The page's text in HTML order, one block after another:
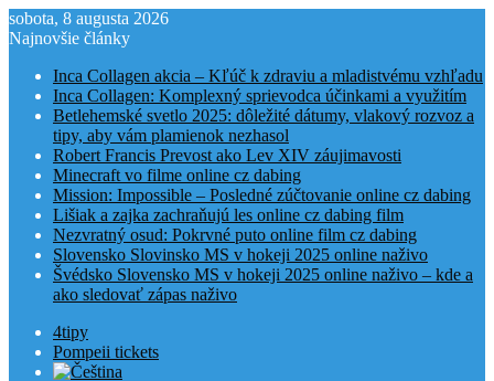
sobota, 8 augusta 2026
Najnovšie články
Inca Collagen akcia – Kľúč k zdraviu a mladistvému vzhľadu
Inca Collagen: Komplexný sprievodca účinkami a využitím
Betlehemské svetlo 2025: dôležité dátumy, vlakový rozvoz a
tipy, aby vám plamienok nezhasol
Robert Francis Prevost ako Lev XIV záujimavosti
Minecraft vo filme online cz dabing
Mission: Impossible – Posledné zúčtovanie online cz dabing
Lišiak a zajka zachraňujú les online cz dabing film
Nezvratný osud: Pokrvné puto online film cz dabing
Slovensko Slovinsko MS v hokeji 2025 online naživo
Švédsko Slovensko MS v hokeji 2025 online naživo – kde a
ako sledovať zápas naživo
4tipy
Pompeii tickets